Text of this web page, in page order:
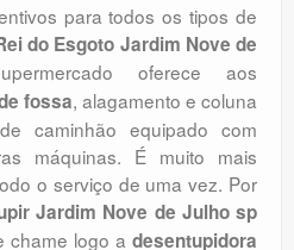
para todos os tipos de
do Esgoto Jardim Nove de
oferece aos
fossa, alagamento e coluna
caminhão equipado com
máquinas. É muito mais
o serviço de uma vez. Por
Jardim Nove de Julho sp
chame logo a desentupidora